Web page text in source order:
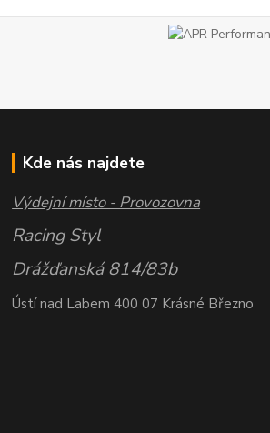
Kde nás najdete
Výdejní místo - Provozovna
Racing Styl
Drážďanská 814/83b
Ústí nad Labem 400 07 Krásné Březno